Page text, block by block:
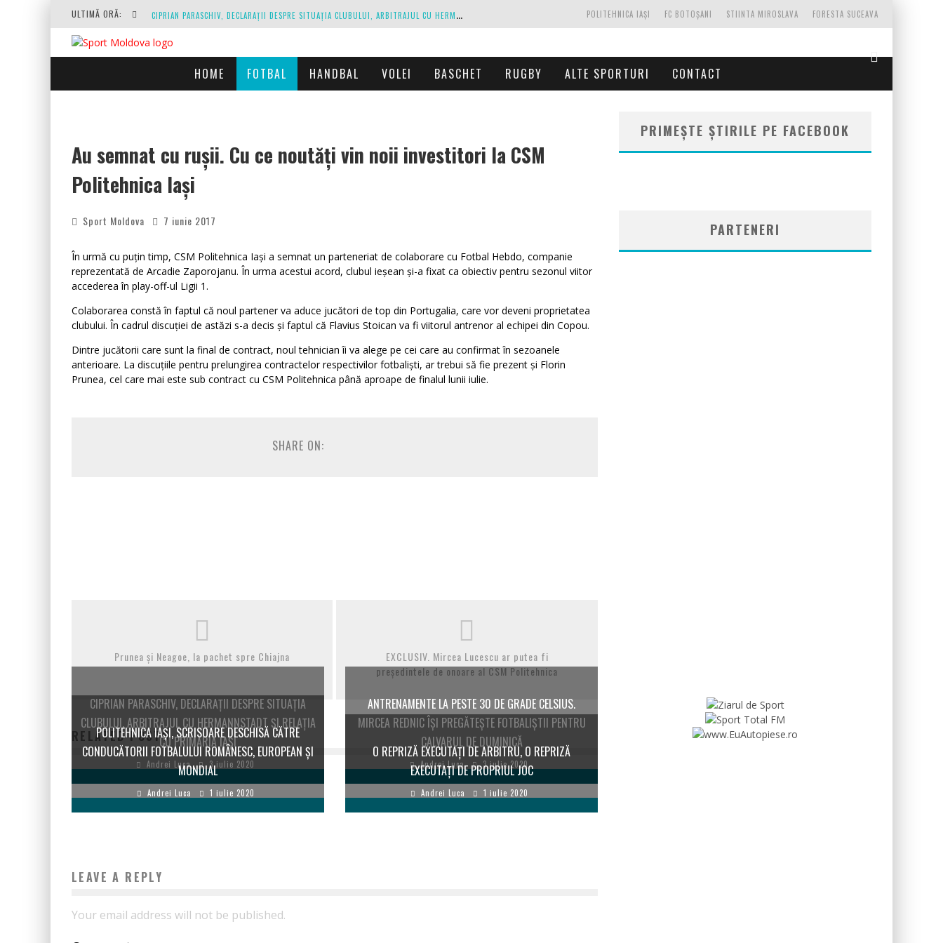
ULTIMĂ ORĂ: C
IPRIAN PARASCHIV, DECLARAȚII DESPRE SITUAȚIA CLUBULUI, ARBITRAJUL CU HERMANNSTADT ȘI RELAȚIA CU PRIMĂRIA IAȘI
P
OLITEHNICA IAȘI, SCRISOARE DESCHISĂ CĂTRE CONDUCĂTORII FOTBALULUI ROMÂNESC, EUROPEAN ȘI MONDIAL
FORESTA SUCEAVA
STIINTA MIROSLAVA
FC BOTOȘANI
POLITEHNICA IAȘI
HOME FOTBAL HANDBAL VOLEI BASCHET RUGBY ALTE SPORTURI CONTACT
Au semnat cu rușii. Cu ce noutăți vin noii investitori la CSM
Politehnica Iași
Sport Moldova 7 iunie 2017
În urmă cu puțin timp, CSM Politehnica Iași a semnat un parteneriat de colaborare cu Fotbal Hebdo, companie
reprezentată de Arcadie Zaporojanu. În urma acestui acord, clubul ieșean și-a fixat ca obiectiv pentru sezonul viitor
accederea în play-off-ul Ligii 1.
Colaborarea constă în faptul că noul partener va aduce jucători de top din Portugalia, care vor deveni proprietatea
clubului. În cadrul discuției de astăzi s-a decis și faptul că Flavius Stoican va fi viitorul antrenor al echipei din Copou.
Dintre jucătorii care sunt la final de contract, noul tehnician îi va alege pe cei care au confirmat în sezoanele
anterioare. La discuțiile pentru prelungirea contractelor respectivilor fotbaliști, ar trebui să fie prezent și Florin
Prunea, cel care mai este sub contract cu CSM Politehnica până aproape de finalul lunii iulie.
SHARE ON:
Prunea și Neagoe, la pachet spre Chiajna
EXCLUSIV. Mircea Lucescu ar putea fi
președintele de onoare al CSM Politehnica
RELATED POSTS
CIPRIAN PARASCHIV, DECLARAȚII DESPRE SITUAȚIA
CLUBULUI, ARBITRAJUL CU HERMANNSTADT ȘI RELAȚIA
CU PRIMĂRIA IAȘI
Andrei Luca 3 iulie 2020
ANTRENAMENTE LA PESTE 30 DE GRADE CELSIUS.
MIRCEA REDNIC ÎȘI PREGĂTEȘTE FOTBALIȘTII PENTRU
CALVARUL DE DUMINICĂ
Andrei Luca 3 iulie 2020
POLITEHNICA IAȘI, SCRISOARE DESCHISĂ CĂTRE
CONDUCĂTORII FOTBALULUI ROMÂNESC, EUROPEAN ȘI
MONDIAL
Andrei Luca 1 iulie 2020
O REPRIZĂ EXECUTAȚI DE ARBITRU, O REPRIZĂ
EXECUTAȚI DE PROPRIUL JOC
Andrei Luca 1 iulie 2020
LEAVE A REPLY
Your email address will not be published.
PRIMEȘTE ȘTIRILE PE FACEBOOK
PARTENERI